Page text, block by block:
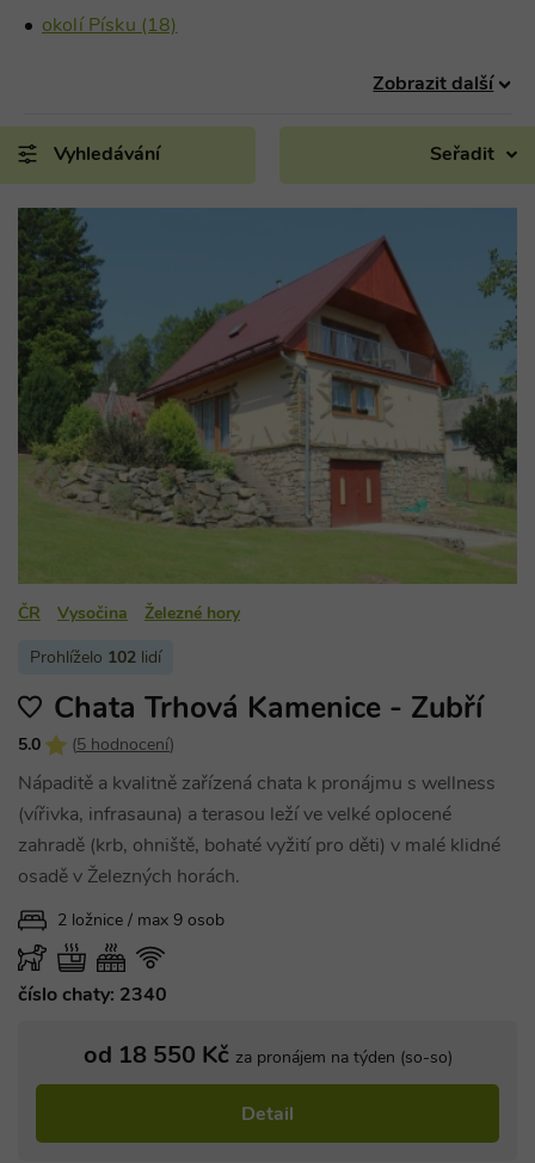
okolí Písku (18)
Zobrazit další
Vyhledávání Seřadit
ČR Vysočina Železné hory
Prohlíželo 102 lidí
Chata Trhová Kamenice - Zubří
5.0 (5 hodnocení )
Nápaditě a kvalitně zařízená chata k pronájmu s wellness
(vířivka, infrasauna) a terasou leží ve velké oplocené
zahradě (krb, ohniště, bohaté vyžití pro děti) v malé klidné
osadě v Železných horách.
2 ložnice / max 9 osob
číslo chaty: 2340
od 18 550 Kč za pronájem na týden (so-so)
Detail